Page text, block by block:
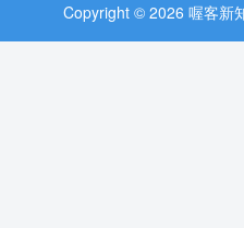
Copyright © 2026 喔客新